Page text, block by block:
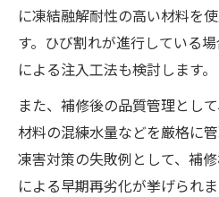
に凍結融解耐性の高い材料を
す。ひび割れが進行している
による注入工法も検討します。
また、補修後の品質管理とし
材料の混練水量などを厳格に
凍害対策の失敗例として、補
による早期再劣化が挙げられ